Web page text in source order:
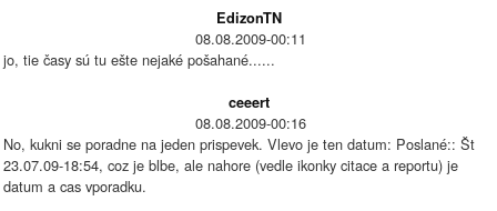
EdizonTN
08.08.2009-00:11
jo, tie časy sú tu ešte nejaké pošahané......
ceeert
08.08.2009-00:16
No, kukni se poradne na jeden prispevek. Vlevo je ten datum: Poslané:: Št
23.07.09-18:54, coz je blbe, ale nahore (vedle ikonky citace a reportu) je
datum a cas vporadku.